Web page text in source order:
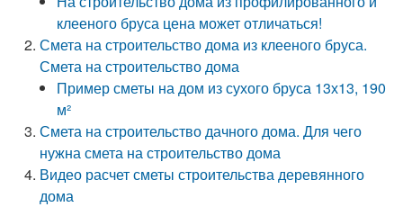
клееного бруса цена может отличаться!
Смета на строительство дома из клееного бруса.
Смета на строительство дома
Пример сметы на дом из сухого бруса 13х13, 190
м²
Смета на строительство дачного дома. Для чего
нужна смета на строительство дома
Видео расчет сметы строительства деревянного
дома